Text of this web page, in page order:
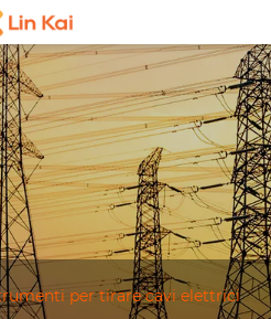
per tirare cavi elettrici